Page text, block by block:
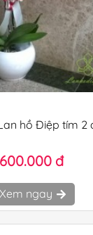
hồ Điệp tím 2
600.000 đ
Xem ngay